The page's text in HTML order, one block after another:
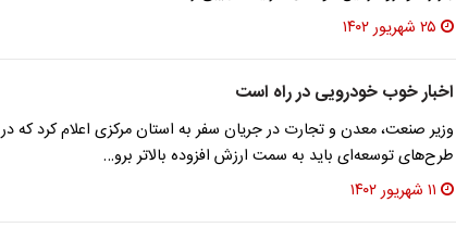
۲۵ شهریور ۱۴۰۲
اخبار خوب خودرویی در راه است
وزیر صنعت، معدن و تجارت در جریان سفر به استان مرکزی اعلام کرد که در
طرح‌های توسعه‌ای باید به سمت ارزش افزوده بالاتر برو…
۱۱ شهریور ۱۴۰۲